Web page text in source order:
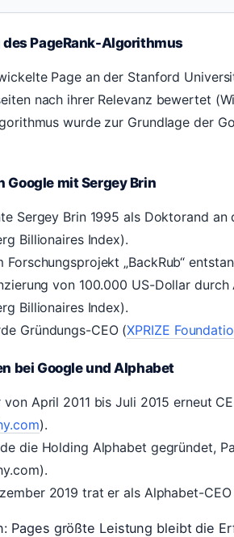
des PageRank-Algorithmus
Page an der Stanford
nach ihrer Relevanz bewertet
wurde zur Grundlage der
Google mit Sergey Brin
Sergey Brin 1995 als Doktorand
Billionaires Index).
Forschungsprojekt „BackRub“
von 100.000 US-Dollar durch
Billionaires Index).
Gründungs-CEO (XPRIZE
bei Google und Alphabet
von April 2011 bis Juli 2015 erneut
).
die Holding Alphabet gegründet,
2019 trat er als Alphabet-
Pages größte Leistung bleibt die